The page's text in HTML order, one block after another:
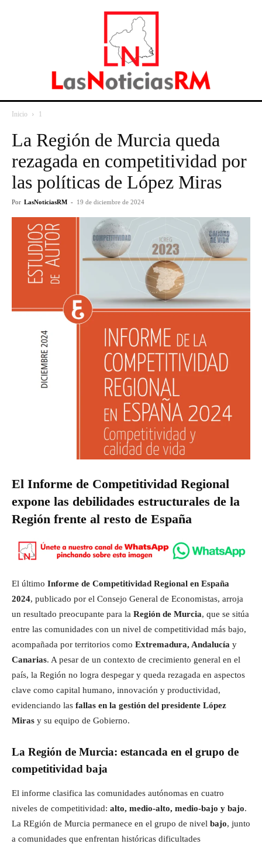
Inicio 1
La Región de Murcia queda
rezagada en competitividad por
las políticas de López Miras
Por LasNoticiasRM - 19 de diciembre de 2024
El Informe de Competitividad Regional
expone las debilidades estructurales de la
Región frente al resto de España
El último Informe de Competitividad Regional en España
2024, publicado por el Consejo General de Economistas, arroja
un resultado preocupante para la Región de Murcia, que se sitúa
entre las comunidades con un nivel de competitividad más bajo,
acompañada por territorios como Extremadura, Andalucía y
Canarias. A pesar de un contexto de crecimiento general en el
país, la Región no logra despegar y queda rezagada en aspectos
clave como capital humano, innovación y productividad,
evidenciando las fallas en la gestión del presidente López
Miras y su equipo de Gobierno.
La Región de Murcia: estancada en el grupo de
competitividad baja
El informe clasifica las comunidades autónomas en cuatro
niveles de competitividad: alto, medio-alto, medio-bajo y bajo.
La REgión de Murcia permanece en el grupo de nivel bajo, junto
a comunidades que enfrentan históricas dificultades